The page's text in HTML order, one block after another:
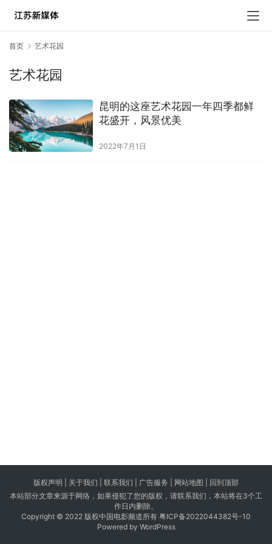
首页 艺术花园
艺术花园
昆明的这座艺术花园一年四季都鲜
花盛开，风景优美
2022年7月1日
版权声明 | 关于我们 联系我们 | 广告服务 | 网站地图 | 回到顶部
本站部分文章来源于网络，如果侵犯了您的版权，请联系我们，本站将在3个工
作日内删除。
Copyright © 2022 版权中国电影频道所有 粤ICP备2022044382号-10
Powered by WordPress